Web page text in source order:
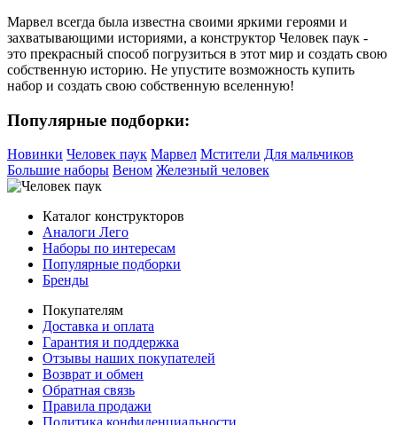
Марвел всегда была известна своими яркими героями и
захватывающими историями, а конструктор Человек паук -
это прекрасный способ погрузиться в этот мир и создать свою
собственную историю. Не упустите возможность купить
набор и создать свою собственную вселенную!
Популярные подборки:
Новинки Человек паук Марвел Мстители Для мальчиков
Большие наборы Веном Железный человек
Каталог конструкторов
Аналоги Лего
Наборы по интересам
Популярные подборки
Бренды
Покупателям
Доставка и оплата
Гарантия и поддержка
Отзывы наших покупателей
Возврат и обмен
Обратная связь
Правила продажи